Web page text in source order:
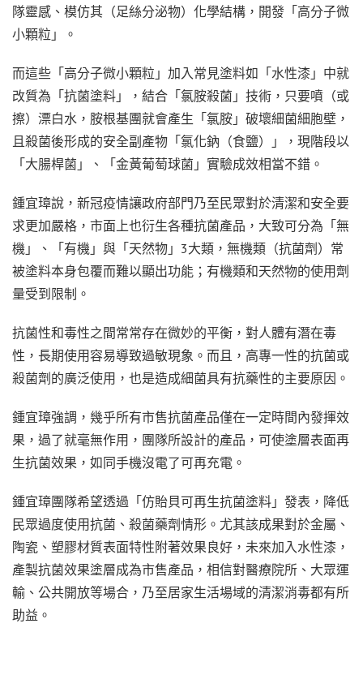
隊靈感、模仿其（足絲分泌物）化學結構，開發「高分子微
小顆粒」。
而這些「高分子微小顆粒」加入常見塗料如「水性漆」中就
改質為「抗菌塗料」，結合「氯胺殺菌」技術，只要噴（或
擦）漂白水，胺根基團就會產生「氯胺」破壞細菌細胞壁，
且殺菌後形成的安全副產物「氯化鈉（食鹽）」，現階段以
「大腸桿菌」、「金黃葡萄球菌」實驗成效相當不錯。
鍾宜璋說，新冠疫情讓政府部門乃至民眾對於清潔和安全要
求更加嚴格，市面上也衍生各種抗菌產品，大致可分為「無
機」、「有機」與「天然物」3大類，無機類（抗菌劑）常
被塗料本身包覆而難以顯出功能；有機類和天然物的使用劑
量受到限制。
抗菌性和毒性之間常常存在微妙的平衡，對人體有潛在毒
性，長期使用容易導致過敏現象。而且，高專一性的抗菌或
殺菌劑的廣泛使用，也是造成細菌具有抗藥性的主要原因。
鍾宜璋強調，幾乎所有市售抗菌產品僅在一定時間內發揮效
果，過了就毫無作用，團隊所設計的產品，可使塗層表面再
生抗菌效果，如同手機沒電了可再充電。
鍾宜璋團隊希望透過「仿貽貝可再生抗菌塗料」發表，降低
民眾過度使用抗菌、殺菌藥劑情形。尤其該成果對於金屬、
陶瓷、塑膠材質表面特性附著效果良好，未來加入水性漆，
產製抗菌效果塗層成為市售產品，相信對醫療院所、大眾運
輸、公共開放等場合，乃至居家生活場域的清潔消毒都有所
助益。